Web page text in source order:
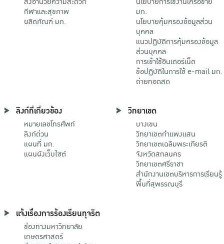
กีฬาและสุขภาพ
ผลิตภัณฑ์ มก.
มก.
นโยบายคุ้มครองข้อมูลส่วน
บุคคล
แนวปฏิบัติการคุ้มครองข้อมูล
ส่วนบุคคล
การเข้าใช้อินเตอร์เน็ต
ข้อปฏิบัติในการใช้ e-mail มก.
ถ่ายทอดสด
ลิงก์ที่เกี่ยวข้อง
หมายเลขโทรศัพท์
ลิงก์ด่วน
แผนที่ มก.
แผนผังเว็บไซต์
วิทยาเขต
บางเขน
วิทยาเขตกําแพงแสน
วิทยาเขตเฉลิมพระเกียรติ
จังหวัดสกลนคร
วิทยาเขตศรีราชา
สำนักงานเขตบริหารการเรียนรู้
พื้นที่สุพรรณบุรี
แจ้งเรื่องการร้องเรียนทุจริต
ช่องทางมหาวิทยาลัย
เกษตรศาสตร์